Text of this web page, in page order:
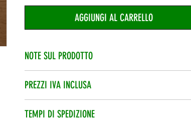
AGGIUNGI AL CARRELLO
NOTE SUL PRODOTTO
aggiungere una Nota informativa.
PREZZI IVA INCLUSA
TEMPI DI SPEDIZIONE